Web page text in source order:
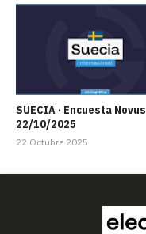
SUECIA · Encuesta Novus
22/10/2025
22 Octubre 2025